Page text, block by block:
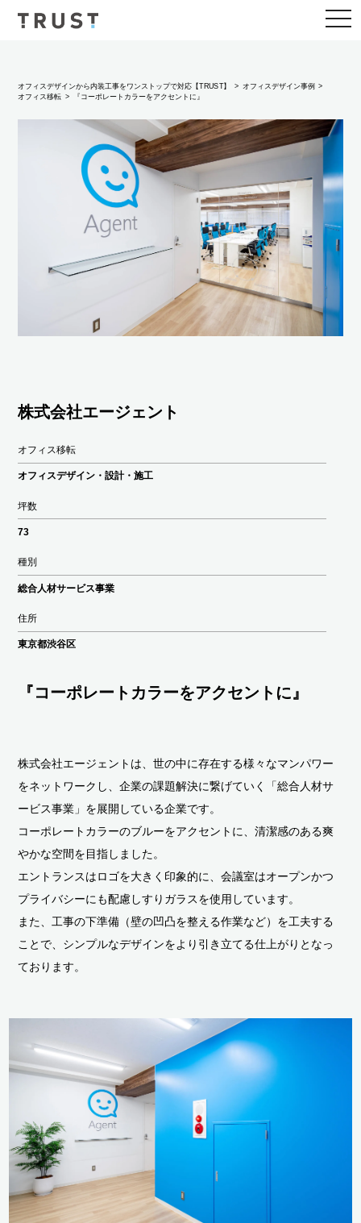
オフィスデザインから内装工事をワンストップで対応【TRUST】 オフィスデザイン事例
オフィス移転 『コーポレートカラーをアクセントに』
株式会社エージェント
オフィス移転
オフィスデザイン・設計・施工
坪数
73
種別
総合人材サービス事業
住所
東京都渋谷区
『コーポレートカラーをアクセントに』
株式会社エージェントは、世の中に存在する様々なマンパワー
をネットワークし、企業の課題解決に繋げていく「総合人材サ
ービス事業」を展開している企業です。
コーポレートカラーのブルーをアクセントに、清潔感のある爽
やかな空間を目指しました。
エントランスはロゴを大きく印象的に、会議室はオープンかつ
プライバシーにも配慮しすりガラスを使用しています。
また、工事の下準備（壁の凹凸を整える作業など）を工夫する
ことで、シンプルなデザインをより引き立てる仕上がりとなっ
ております。